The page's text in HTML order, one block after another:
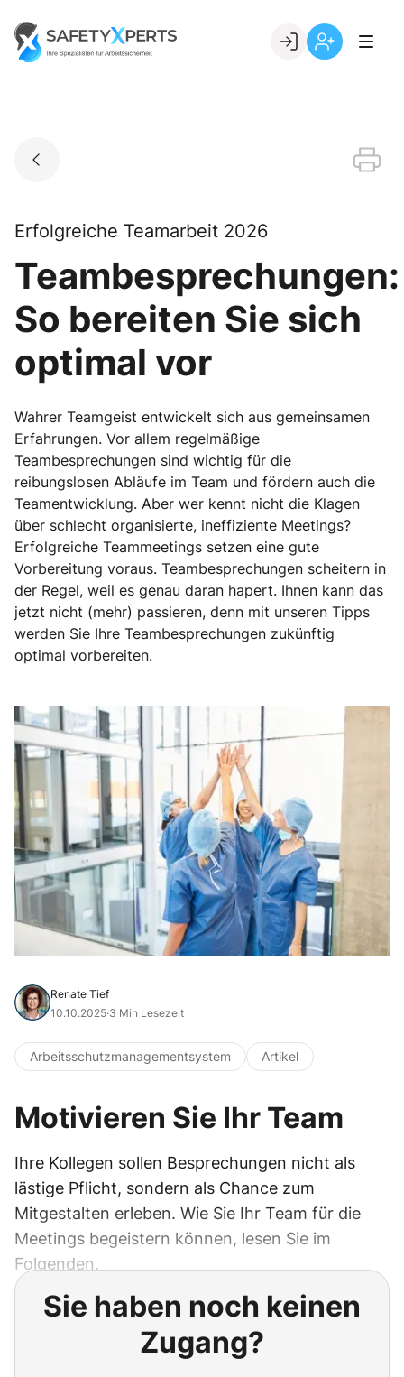
content
Go to landing page.
Erfolgreiche Teamarbeit 2026
Teambesprechungen:
So bereiten Sie sich
optimal vor
Wahrer Teamgeist entwickelt sich aus gemeinsamen
Erfahrungen. Vor allem regelmäßige
Teambesprechungen sind wichtig für die
reibungslosen Abläufe im Team und fördern auch die
Teamentwicklung. Aber wer kennt nicht die Klagen
über schlecht organisierte, ineffiziente Meetings?
Erfolgreiche Teammeetings setzen eine gute
Vorbereitung voraus. Teambesprechungen scheitern in
der Regel, weil es genau daran hapert. Ihnen kann das
jetzt nicht (mehr) passieren, denn mit unseren Tipps
werden Sie Ihre Teambesprechungen zukünftig
optimal vorbereiten.
Renate Tief
10.10.2025·3 Min Lesezeit
Arbeitsschutzmanagementsystem Artikel
Motivieren Sie Ihr Team
Ihre Kollegen sollen Besprechungen nicht als
lästige Pflicht, sondern als Chance zum
Mitgestalten erleben. Wie Sie Ihr Team für die
Meetings begeistern können, lesen Sie im
Folgenden.
Sie haben noch keinen
Zugang?